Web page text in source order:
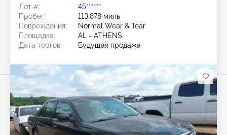
Лот #:
45******
Пробег:
113,878 миль
Повреждения:
Normal Wear & Tear
Площадка:
AL - ATHENS
Дата торгов:
Будущая продажа